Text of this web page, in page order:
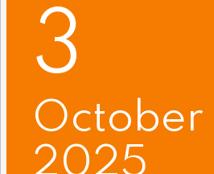
3
October
2025